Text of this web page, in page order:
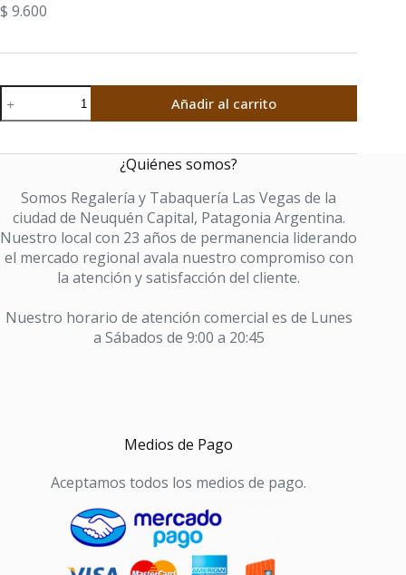
$ 9.600
CERRITO
cantidad
Añadir al carrito
¿Quiénes somos?
Somos Regalería y Tabaquería Las Vegas de la
ciudad de Neuquén Capital, Patagonia Argentina.
Nuestro local con 23 años de permanencia liderando
el mercado regional avala nuestro compromiso con
la atención y satisfacción del cliente.
Nuestro horario de atención comercial es de Lunes
a Sábados de 9:00 a 20:45
Medios de Pago
Aceptamos todos los medios de pago.